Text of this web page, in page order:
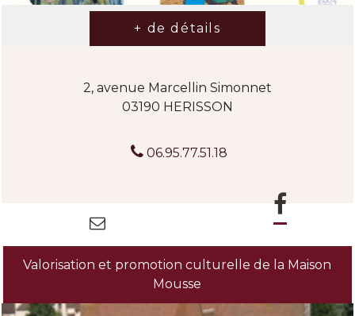
2, avenue Marcellin Simonnet
03190 HERISSON
06.95.77.51.18
Valorisation et promotion culturelle de la Maison
Mousse